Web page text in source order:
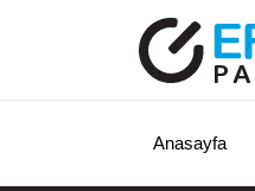
Anasayfa